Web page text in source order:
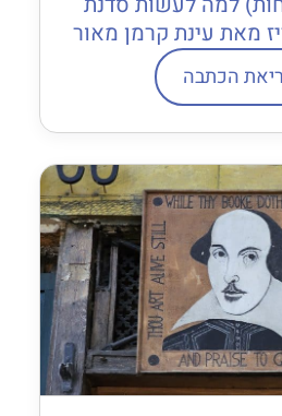
מאת עינת קרמן מאור
הכתבה